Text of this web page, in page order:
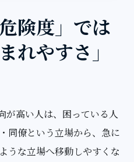
険度」では
れやすさ」
が高い人は、困っている人
同僚という立場から、急に
うな立場へ移動しやすくな